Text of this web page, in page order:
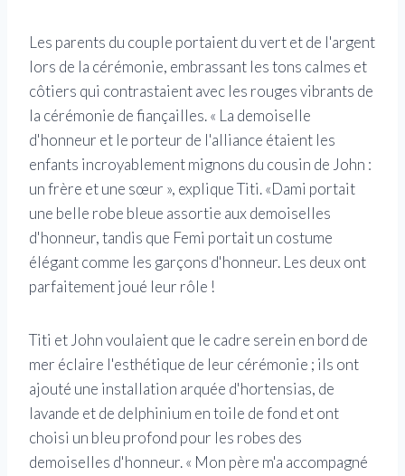
Les parents du couple portaient du vert et de l'argent
lors de la cérémonie, embrassant les tons calmes et
côtiers qui contrastaient avec les rouges vibrants de
la cérémonie de fiançailles. « La demoiselle
d'honneur et le porteur de l'alliance étaient les
enfants incroyablement mignons du cousin de John :
un frère et une sœur », explique Titi. «Dami portait
une belle robe bleue assortie aux demoiselles
d'honneur, tandis que Femi portait un costume
élégant comme les garçons d'honneur. Les deux ont
parfaitement joué leur rôle !
Titi et John voulaient que le cadre serein en bord de
mer éclaire l'esthétique de leur cérémonie ; ils ont
ajouté une installation arquée d'hortensias, de
lavande et de delphinium en toile de fond et ont
choisi un bleu profond pour les robes des
demoiselles d'honneur. « Mon père m'a accompagné